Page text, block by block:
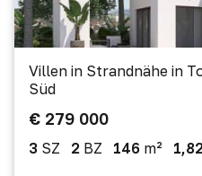
Villen in Strandnähe in
Süd
€ 279 000
3 SZ 2 BZ 146 m²